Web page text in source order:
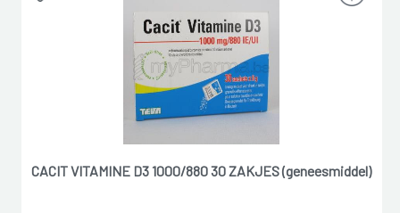
CACIT VITAMINE D3 1000/880 30 ZAKJES (geneesmiddel)